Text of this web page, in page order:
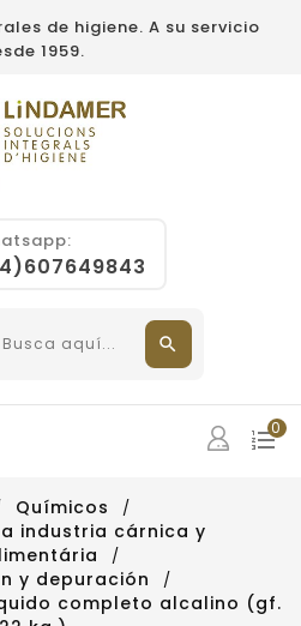
de higiene. A su servicio
1959.
0
Químicos
industria cárnica y
y depuración
completo alcalino (gf.